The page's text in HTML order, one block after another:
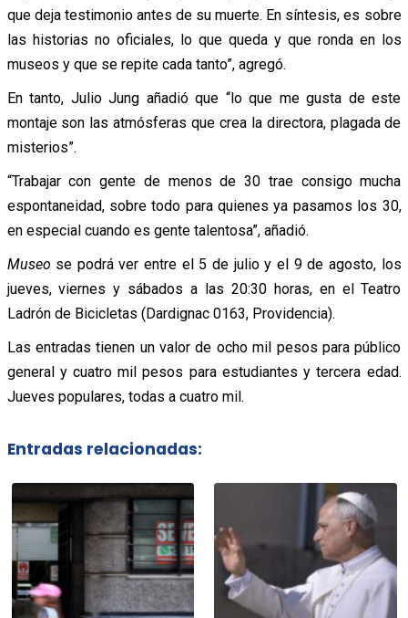
que deja testimonio antes de su muerte. En síntesis, es sobre
las historias no oficiales, lo que queda y que ronda en los
museos y que se repite cada tanto”, agregó.
En tanto, Julio Jung añadió que “lo que me gusta de este
montaje son las atmósferas que crea la directora, plagada de
misterios”.
“Trabajar con gente de menos de 30 trae consigo mucha
espontaneidad, sobre todo para quienes ya pasamos los 30,
en especial cuando es gente talentosa”, añadió.
Museo se podrá ver entre el 5 de julio y el 9 de agosto, los
jueves, viernes y sábados a las 20:30 horas, en el Teatro
Ladrón de Bicicletas (Dardignac 0163, Providencia).
Las entradas tienen un valor de ocho mil pesos para público
general y cuatro mil pesos para estudiantes y tercera edad.
Jueves populares, todas a cuatro mil.
Entradas relacionadas: